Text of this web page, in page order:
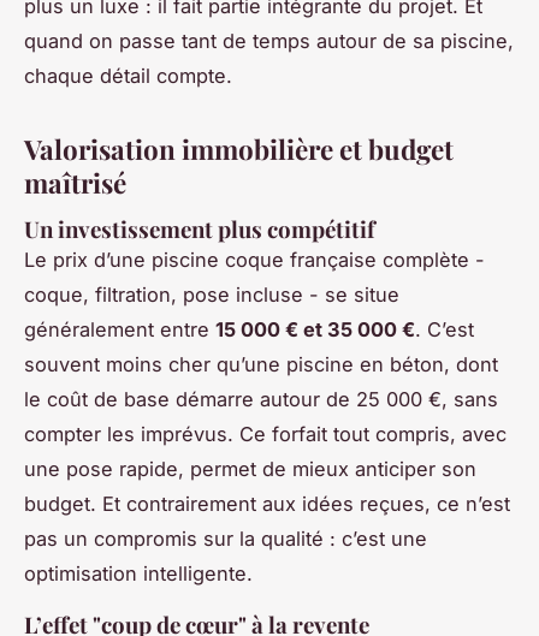
plus un luxe : il fait partie intégrante du projet. Et
quand on passe tant de temps autour de sa piscine,
chaque détail compte.
Valorisation immobilière et budget
maîtrisé
Un investissement plus compétitif
Le prix d’une piscine coque française complète -
coque, filtration, pose incluse - se situe
généralement entre 15 000 € et 35 000 €. C’est
souvent moins cher qu’une piscine en béton, dont
le coût de base démarre autour de 25 000 €, sans
compter les imprévus. Ce forfait tout compris, avec
une pose rapide, permet de mieux anticiper son
budget. Et contrairement aux idées reçues, ce n’est
pas un compromis sur la qualité : c’est une
optimisation intelligente.
L’effet "coup de cœur" à la revente